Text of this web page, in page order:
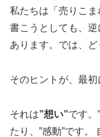
私たちは「売りこ
書こうとしても、
あります。では、
そのヒントが、最初
それは”想い”です。
たり、”感動”です